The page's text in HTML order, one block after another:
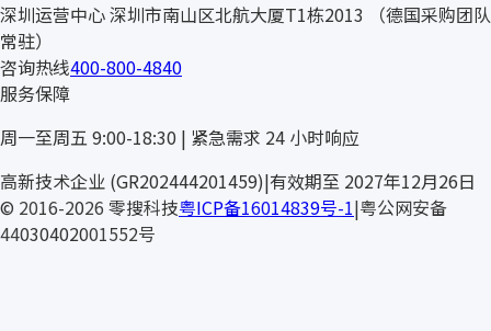
深圳运营中心深圳市南山区北航大厦T1栋2013
（德国采购团队
常驻）
咨询热线400-800-4840
服务保障
周一至周五 9:00-18:30 | 紧急需求 24 小时响应
高新技术企业 (GR202444201459)|有效期至 2027年12月26日
© 2016-2026 零搜科技粤ICP备16014839号-1|粤公网安备
44030402001552号